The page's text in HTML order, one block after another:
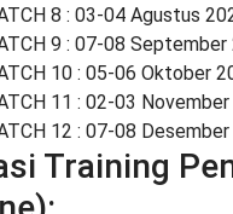
8 : 03-04 Agustus
9 : 07-08
10 : 05-06 Oktober
11 : 02-03
12 : 07-08
Training